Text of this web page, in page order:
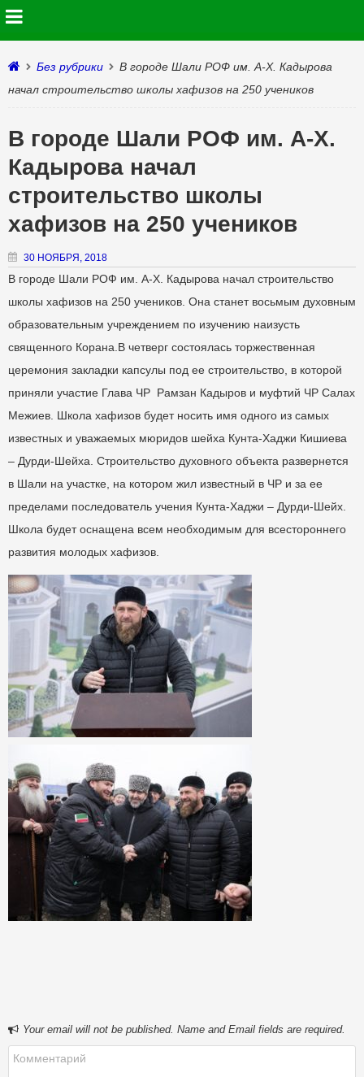
Без рубрики
В городе Шали РОФ им. А-Х. Кадырова
начал строительство школы хафизов на 250 учеников
В городе Шали РОФ им. А-Х.
Кадырова начал
строительство школы
хафизов на 250 учеников
30 НОЯБРЯ, 2018
В городе Шали РОФ им. А-Х. Кадырова начал строительство
школы хафизов на 250 учеников. Она станет восьмым духовным
образовательным учреждением по изучению наизусть
священного Корана.В четверг состоялась торжественная
церемония закладки капсулы под ее строительство, в которой
приняли участие Глава ЧР Рамзан Кадыров и муфтий ЧР Салах
Межиев. Школа хафизов будет носить имя одного из самых
известных и уважаемых мюридов шейха Кунта-Хаджи Кишиева
– Дурди-Шейха. Строительство духовного объекта развернется
в Шали на участке, на котором жил известный в ЧР и за ее
пределами последователь учения Кунта-Хаджи – Дурди-Шейх.
Школа будет оснащена всем необходимым для всестороннего
развития молодых хафизов.
Your email will not be published. Name and Email fields are required.